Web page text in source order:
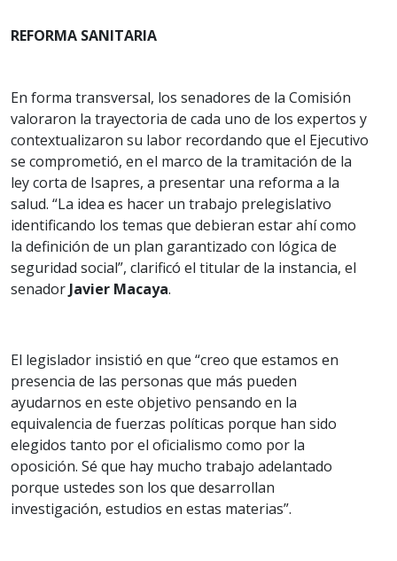
REFORMA SANITARIA
En forma transversal, los senadores de la Comisión
valoraron la trayectoria de cada uno de los expertos y
contextualizaron su labor recordando que el Ejecutivo
se comprometió, en el marco de la tramitación de la
ley corta de Isapres, a presentar una reforma a la
salud. “La idea es hacer un trabajo prelegislativo
identificando los temas que debieran estar ahí como
la definición de un plan garantizado con lógica de
seguridad social”, clarificó el titular de la instancia, el
senadorJavier Macaya.
El legislador insistió en que “creo que estamos en
presencia de las personas que más pueden
ayudarnos en este objetivo pensando en la
equivalencia de fuerzas políticas porque han sido
elegidos tanto por el oficialismo como por la
oposición. Sé que hay mucho trabajo adelantado
porque ustedes son los que desarrollan
investigación, estudios en estas materias”.